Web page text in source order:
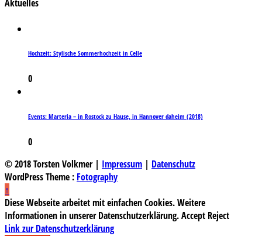
Aktuelles
Hochzeit: Stylische Sommerhochzeit in Celle
0
Events: Marteria – in Rostock zu Hause, in Hannover daheim (2018)
0
© 2018 Torsten Volkmer | Impressum | Datenschutz
WordPress Theme : Fotography
↑
Diese Webseite arbeitet mit einfachen Cookies. Weitere
Informationen in unserer Datenschutzerklärung.Accept Reject
Link zur Datenschutzerklärung